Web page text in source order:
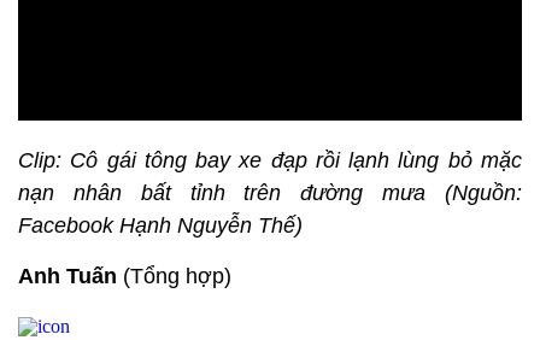
Clip: Cô gái tông bay xe đạp rồi lạnh lùng bỏ mặc
nạn nhân bất tỉnh trên đường mưa (Nguồn:
Facebook Hạnh Nguyễn Thế)
Anh Tuấn (Tổng hợp)